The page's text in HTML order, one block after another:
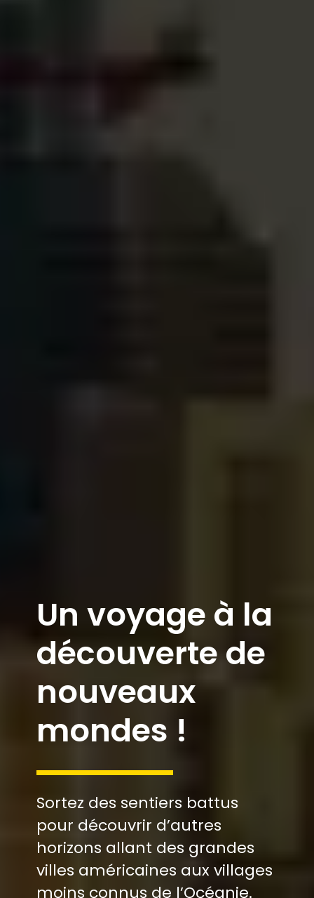
Un voyage à la
découverte de
nouveaux
mondes !
Sortez des sentiers battus
pour découvrir d’autres
horizons allant des grandes
villes américaines aux villages
moins connus de l’Océanie.